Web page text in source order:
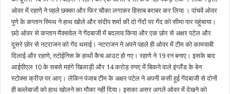
ओवर में रहाणे ने पहले छक्का और फिर चौका लगाकर हिसाब बराबर कर लिया । पांचवें ओवर
पुणे के कप्तान स्मिथ ने हाथ खोले और संदीप शर्मा की दो गेंदों पर गेंद को सीमा पार पहुंचाया।
छठे ओवर से कप्तान मैक्सवेल ने गेंदबाजी में बदलाव किया और एक छोर से अक्षर पटेल और
दूसरे छोर से नटराजन को गेंद थमाई। नटराजन ने अपने पहले ही ओवर में टीम को कामयाबी
दिलाई और रहाणे, स्टोईनिस के हाथों कैच आउट हो गए। रहाणे ने 19 रन बनाए। इसके बाद
आईपीएल 10 के सबसे महंगे खिलाड़ी और 14 करोड़ रुपए में बिकने वाले इंग्लैंड के बेन
स्टोक्स क्रीज़ पर आए। लेकिन पंजाब टीम के अक्षर पटेल ने अपनी कसी हुई गेंदबाजी से दोनों
ही बल्लेबाजों को हाथ खोलने का मौका नहीं दिया। इसका असर अगले ओवर में देखने को